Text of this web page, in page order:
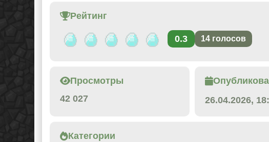
Рейтинг
0.3 14 голосов
Просмотры
42 027
26.04.2026,
Категории